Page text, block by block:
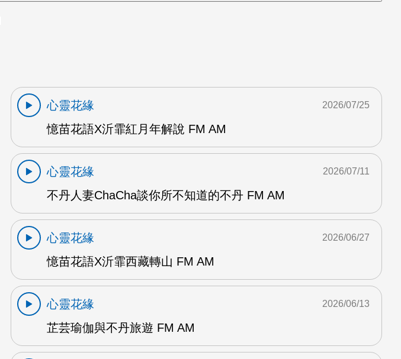
心靈花緣
憶苗花語X沂霏紅月年解說 FM AM
2026/07/25
心靈花緣
不丹人妻ChaCha談你所不知道的不丹 FM AM
2026/07/11
心靈花緣
憶苗花語X沂霏西藏轉山 FM AM
2026/06/27
心靈花緣
芷芸瑜伽與不丹旅遊 FM AM
2026/06/13